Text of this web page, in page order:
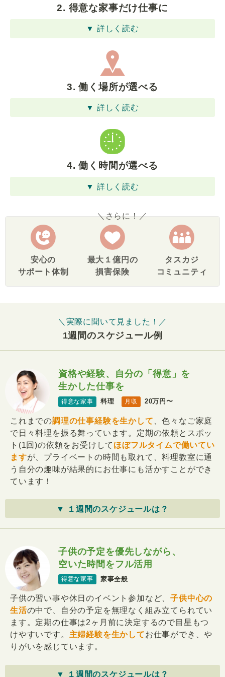
2. 得意な家事だけ仕事に
▼ 詳しく読む
3. 働く場所が選べる
▼ 詳しく読む
4. 働く時間が選べる
▼ 詳しく読む
＼さらに！／
安心の
サポート体制
最大１億円の
損害保険
タスカジ
コミュニティ
＼実際に聞いて見ました！／
1週間のスケジュール例
資格や経験、自分の「得意」を
生かした仕事を
得意な家事 料理 月収 20万円〜
これまでの調理の仕事経験を生かして 、色々なご家庭
で日々料理を振る舞っています。定期の依頼とスポッ
ト(1回)の依頼をお受けして ほぼフルタイムで働いてい
ますが、プライベートの時間も取れて、料理教室に通
う自分の趣味が結果的にお仕事にも活かすことができ
ています！
▼ １週間のスケジュールは？
子供の予定を優先しながら、
空いた時間をフル活用
得意な家事 家事全般
子供の習い事や休日のイベント参加など、子供中心の
生活の中で、自分の予定を無理なく組み立てられてい
ます。定期の仕事は2ヶ月前に決定するので目星もつ
けやすいです。 主婦経験を生かしてお仕事ができ、や
りがいを感じています。
▼ １週間のスケジュールは？